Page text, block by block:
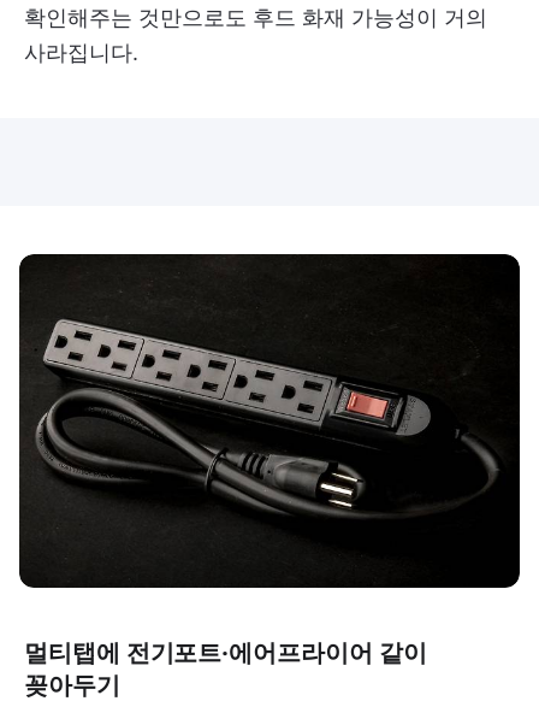
확인해주는 것만으로도 후드 화재 가능성이 거의
사라집니다.
멀티탭에 전기포트·에어프라이어 같이
꽂아두기